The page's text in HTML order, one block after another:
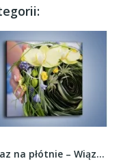
Obraz na płótnie – Wiązanka prosto od florysty...